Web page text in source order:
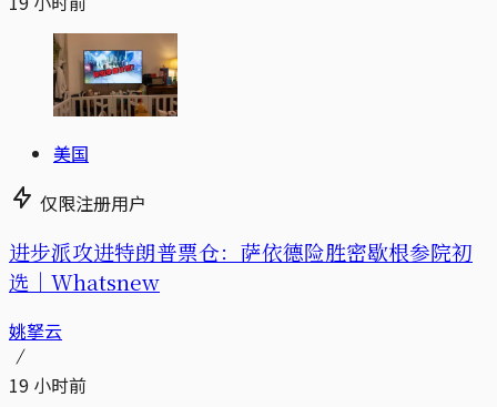
美国
仅限注册用户
进步派攻进特朗普票仓：萨依德险胜密歇根参院初
选｜Whatsnew
姚拏云
19 小时前